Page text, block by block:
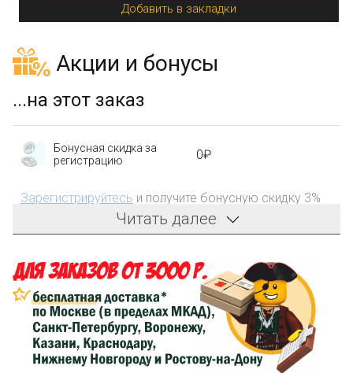
Добавить в закладки
Акции и бонусы
...на этот заказ
Бонусная скидка за
регистрацию
0₽
Зарегистрируйтесь и получите бонусную скидку 3%
на первый заказ!
затрат на доставку
Сделайте заказ на сумму не менее 3 000₽, оплатите
его на карту Сбербанка и получите 150₽ на
компенсацию доставки.
Читать далее